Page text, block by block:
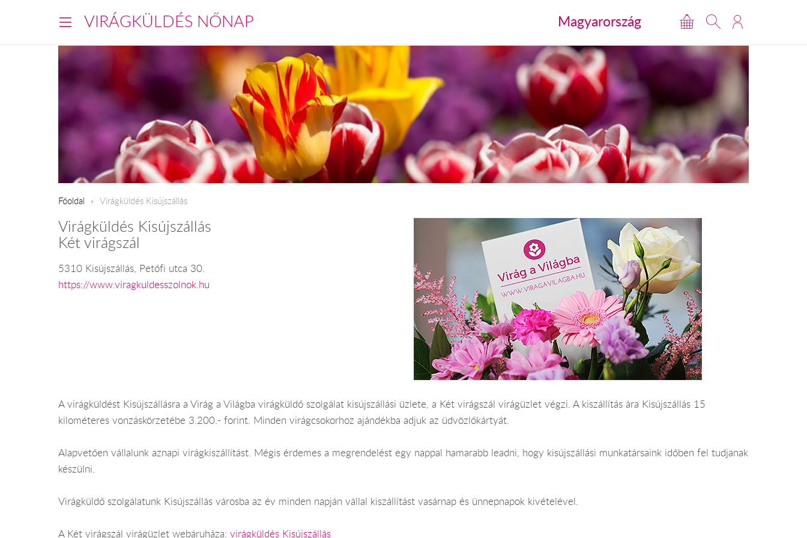
VIRÁGKÜLDÉS NŐNAP Magyarország
Főoldal Virágküldés Kisújszállás
Virágküldés Kisújszállás
Két virágszál
5310 Kisújszállás, Petőfi utca 30.
https://www.viragkuldesszolnok.hu
A virágküldést Kisújszállásra a Virág a Világba virágküldő szolgálat kisújszállási üzlete, a Két virágszál virágüzlet végzi. A kiszállítás ára Kisújszállás 15
kilométeres vonzáskörzetébe 3.200.- forint. Minden virágcsokorhoz ajándékba adjuk az üdvözlőkártyát.
Alapvetően vállalunk aznapi virágkiszállítást. Mégis érdemes a megrendelést egy nappal hamarabb leadni, hogy kisújszállási munkatársaink időben fel tudjanak
készülni.
Virágküldő szolgálatunk Kisújszállás városba az év minden napján vállal kiszállítást vasárnap és ünnepnapok kivételével.
A Két virágszál virágüzlet webáruháza: virágküldés Kisújszállás